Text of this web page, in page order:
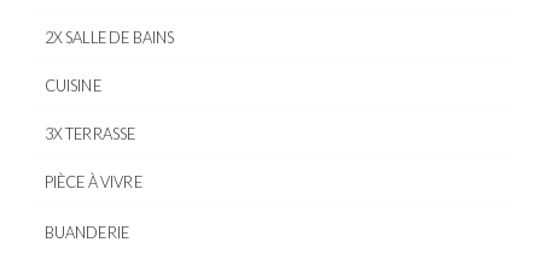
2X SALLE DE BAINS
CUISINE
3X TERRASSE
PIÈCE À VIVRE
BUANDERIE